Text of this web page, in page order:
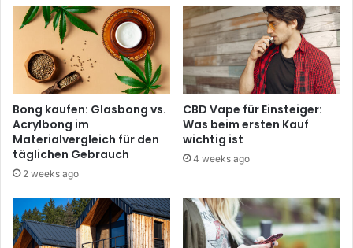
Bong kaufen: Glasbong vs.
Acrylbong im
Materialvergleich für den
täglichen Gebrauch
2 weeks ago
CBD Vape für Einsteiger:
Was beim ersten Kauf
wichtig ist
4 weeks ago